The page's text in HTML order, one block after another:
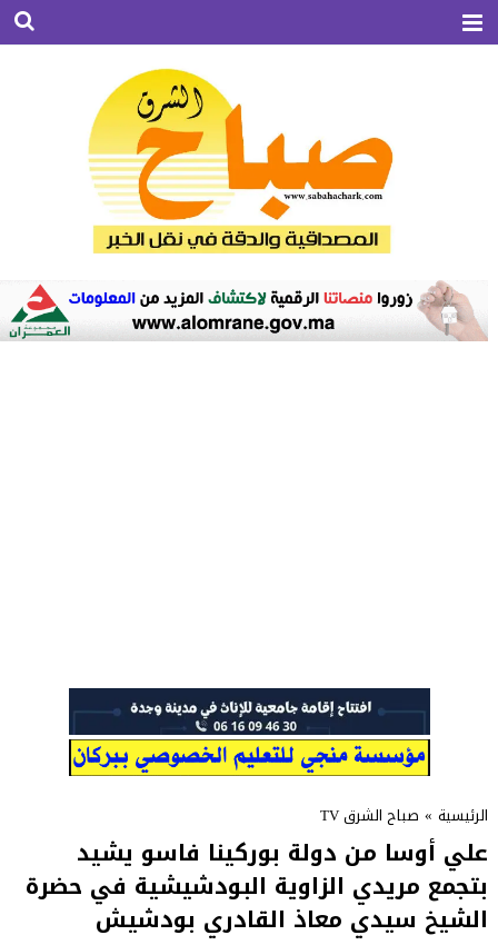
الرئيسية » صباح الشرق TV
علي أوسا من دولة بوركينا فاسو يشيد
بتجمع مريدي الزاوية البودشيشية في حضرة
الشيخ سيدي معاذ القادري بودشيش